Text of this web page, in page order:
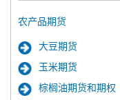
农产品期货
大豆期货
玉米期货
棕榈油期货和期权